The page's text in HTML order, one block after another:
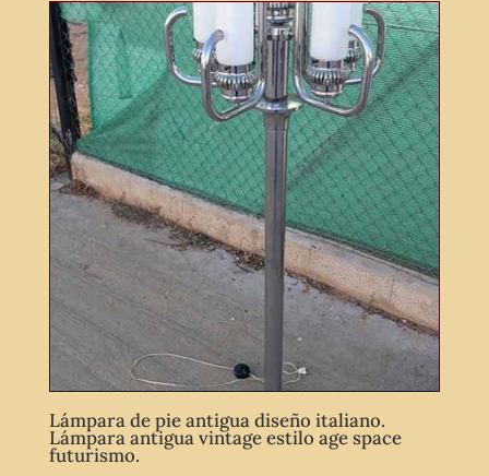
Lámpara de pie antigua diseño italiano.
Lámpara antigua vintage estilo age space
futurismo.